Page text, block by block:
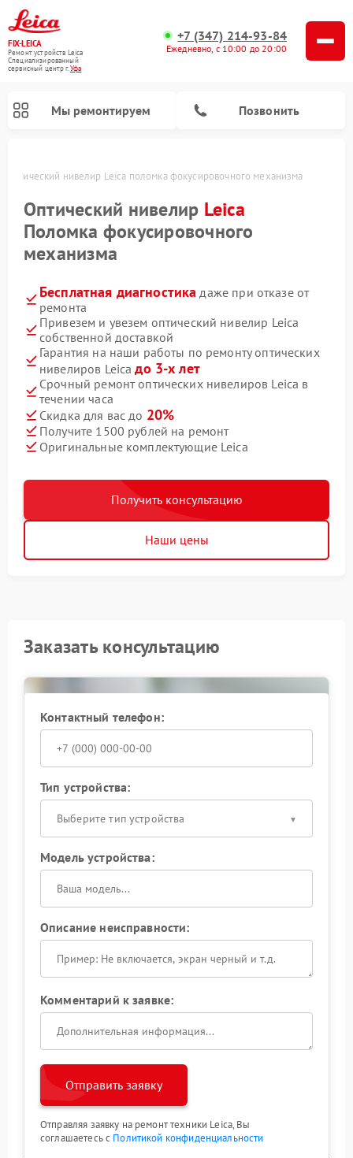
FIX-LEICA
Ремонт устройств Leica
Специализированный
cервисный центр г.Уфа
+7 (347) 214-93-84
Ежедневно, с 10:00 до 20:00
Мы ремонтируем Позвонить
Оптический нивелир Leica поломка фокусировочного механизма
Оптический нивелир Leica
Поломка фокусировочного
механизма
Бесплатная диагностика даже при отказе от
ремонта
Привезем и увезем оптический нивелир Leica
собственной доставкой
Гарантия на наши работы по ремонту оптических
нивелиров Leicaдо 3-х лет
Срочный ремонт оптических нивелиров Leica в
течении часа
Скидка для вас до 20%
Получите 1500 рублей на ремонт
Оригинальные комплектующие Leica
Получить консультацию
Наши цены
Заказать консультацию
Контактный телефон:
Тип устройства:
Выберите тип устройства
Модель устройства:
Описание неисправности:
Комментарий к заявке:
Отправить заявку
Отправляя заявку на ремонт техники Leica, Вы
соглашаетесь с Политикой конфиденциальности